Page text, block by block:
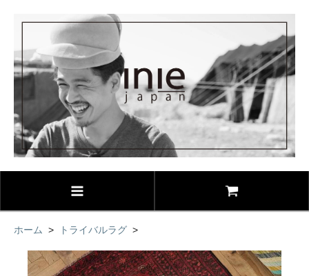
ホーム > トライバルラグ >